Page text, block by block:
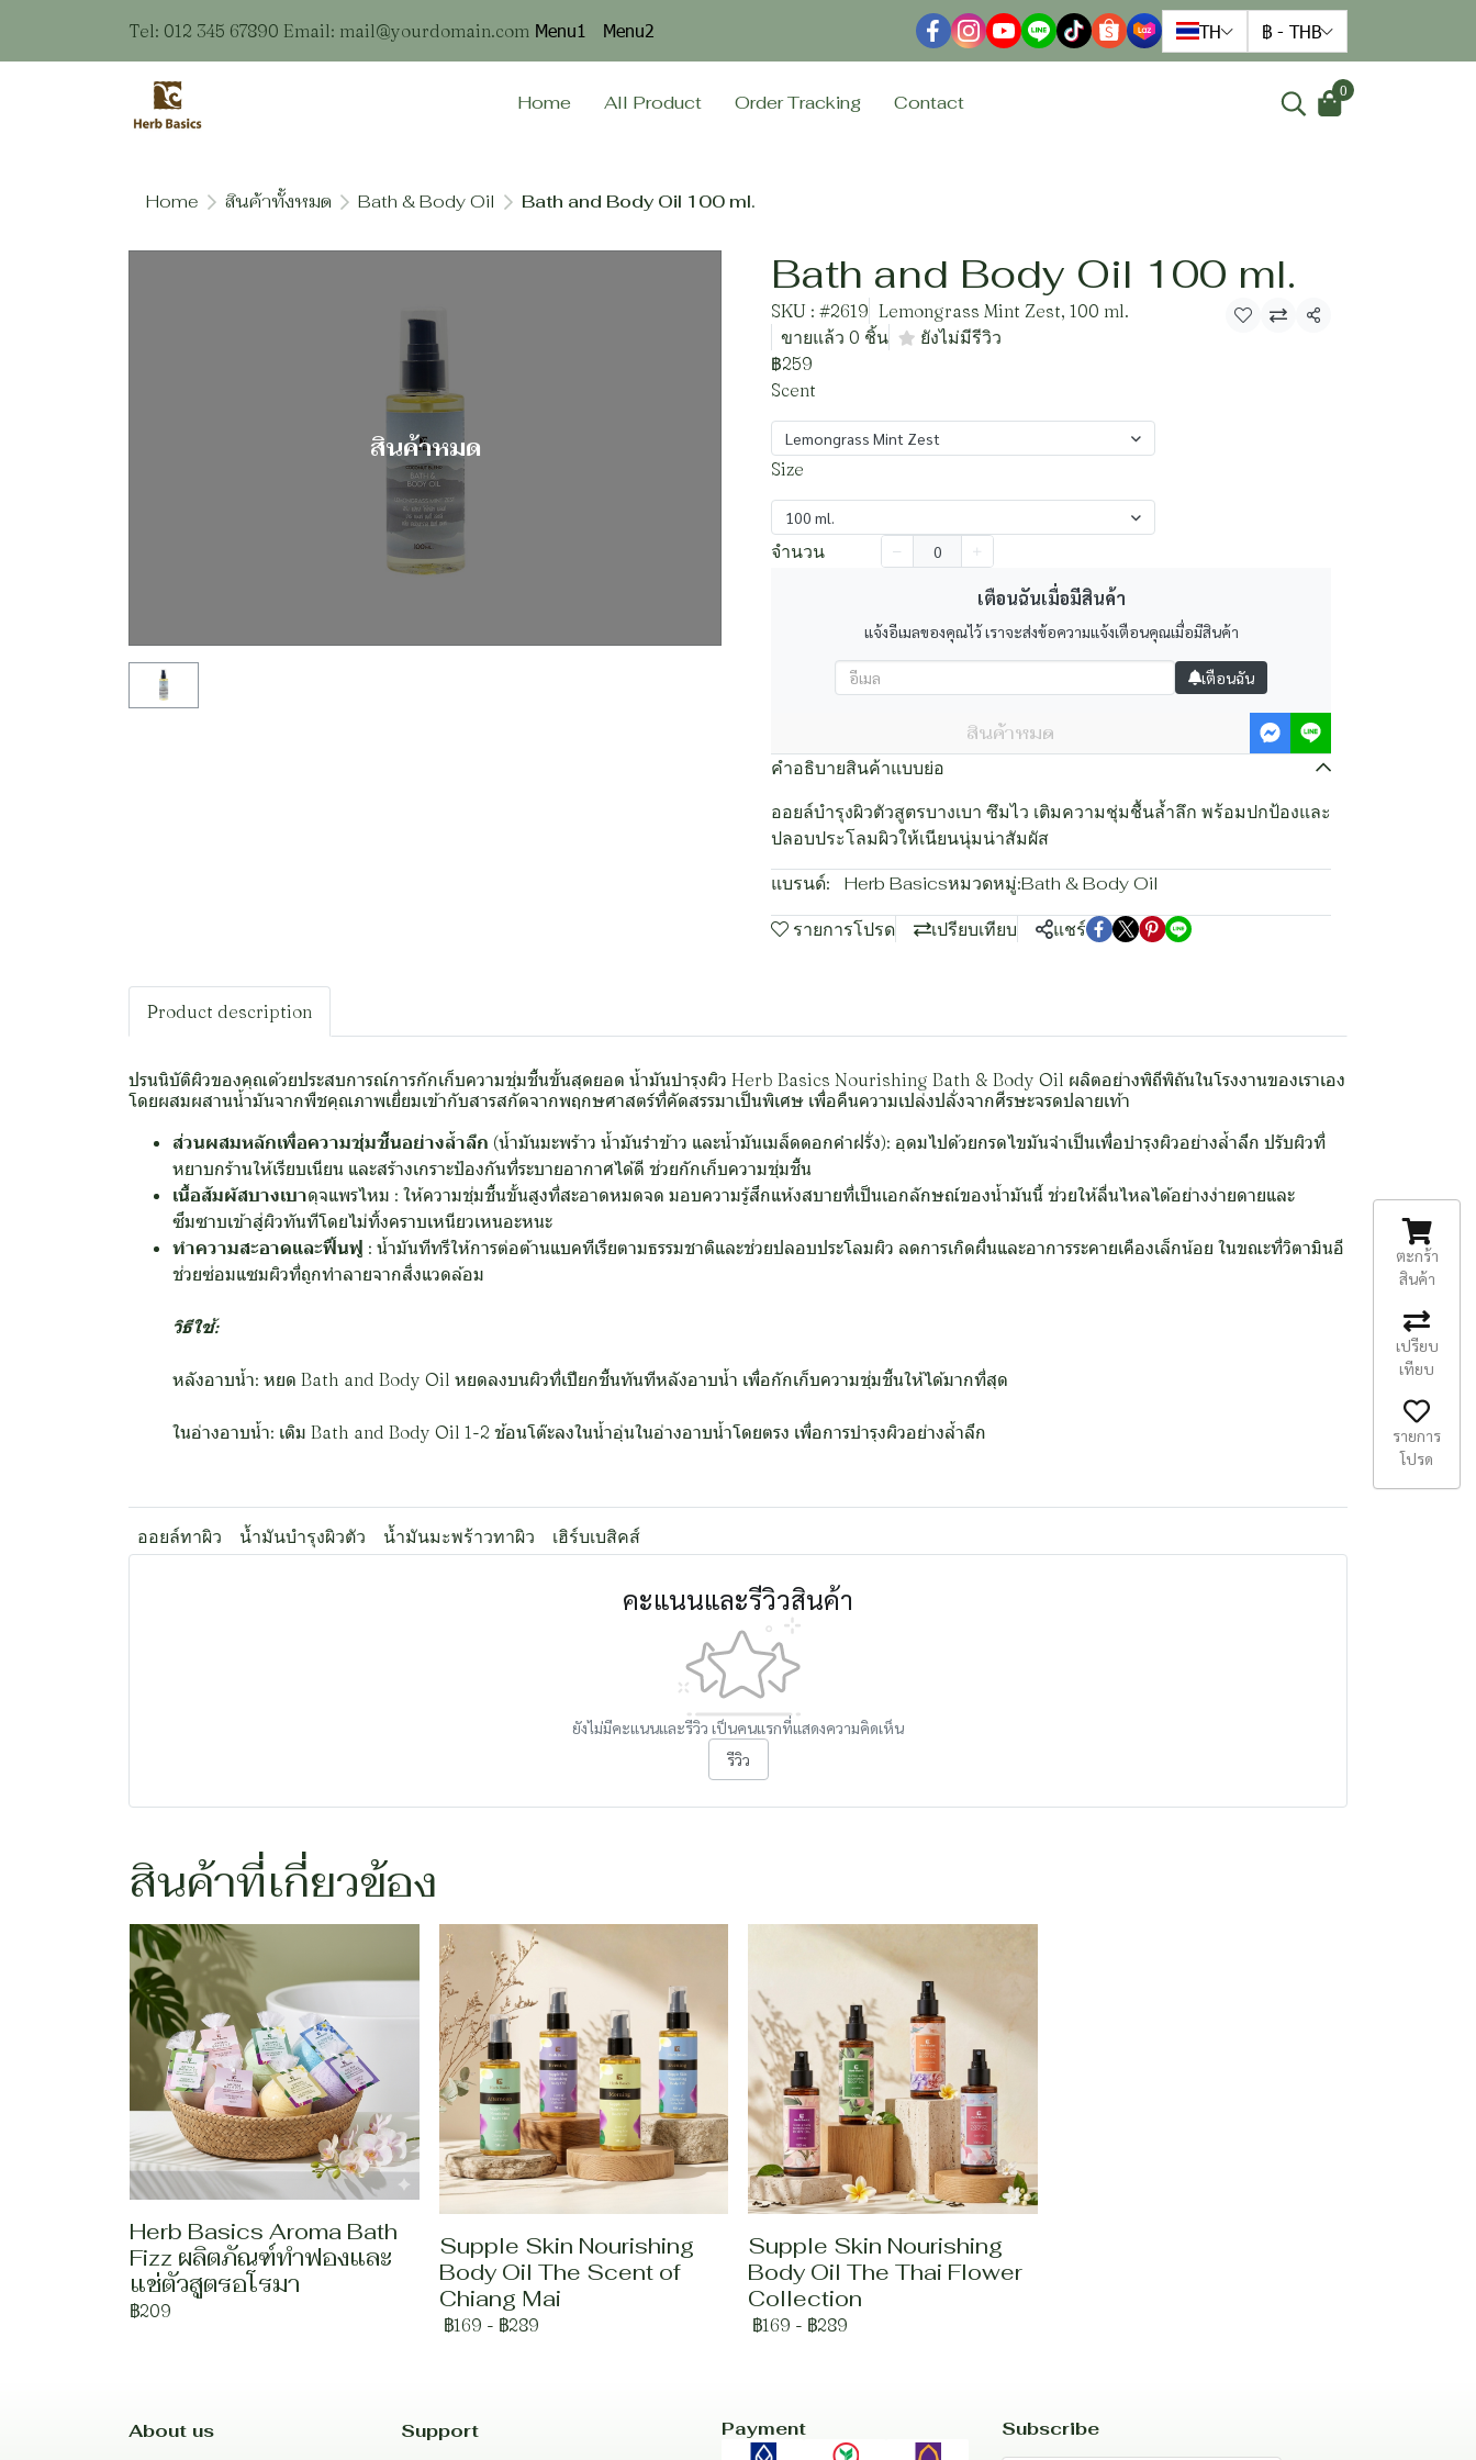
Tel: 012 345 67890 Email: mail@yourdomain.com Menu1 Menu2 TH ฿ - THB
Home All Product Order Tracking Contact
0
Home สินค้าทั้งหมด Bath & Body Oil Bath and Body Oil 100 ml.
สินค้าหมด
Bath and Body Oil 100 ml.
SKU : #2619 Lemongrass Mint Zest, 100 ml.
ขายแล้ว 0 ชิ้น
ยังไม่มีรีวิว
แชร์
฿259
Scent
Lemongrass Mint Zest
Size
100 ml.
จำนวน
เตือนฉันเมื่อมีสินค้า
แจ้งอีเมลของคุณไว้ เราจะส่งข้อความแจ้งเตือนคุณเมื่อมีสินค้า
เตือนฉัน
สินค้าหมด
คำอธิบายสินค้าแบบย่อ
ออยล์บำรุงผิวตัวสูตรบางเบา ซึมไว เติมความชุ่มชื้นล้ำลึก พร้อมปกป้องและ
ปลอบประโลมผิวให้เนียนนุ่มน่าสัมผัส
แบรนด์: Herb Basicsหมวดหมู่:Bath & Body Oil
รายการโปรด เปรียบเทียบ แชร์
Product description
ปรนนิบัติผิวของคุณด้วยประสบการณ์การกักเก็บความชุ่มชื้นขั้นสุดยอด น้ำมันบำรุงผิว Herb Basics Nourishing Bath & Body Oil ผลิตอย่างพิถีพิถันในโรงงานของเราเอง
โดยผสมผสานน้ำมันจากพืชคุณภาพเยี่ยมเข้ากับสารสกัดจากพฤกษศาสตร์ที่คัดสรรมาเป็นพิเศษ เพื่อคืนความเปล่งปลั่งจากศีรษะจรดปลายเท้า
ส่วนผสมหลักเพื่อความชุ่มชื้นอย่างล้ำลึก (น้ำมันมะพร้าว น้ำมันรำข้าว และน้ำมันเมล็ดดอกคำฝรั่ง): อุดมไปด้วยกรดไขมันจำเป็นเพื่อบำรุงผิวอย่างล้ำลึก ปรับผิวที่
หยาบกร้านให้เรียบเนียน และสร้างเกราะป้องกันที่ระบายอากาศได้ดี ช่วยกักเก็บความชุ่มชื้น
เนื้อสัมผัสบางเบาดุจแพรไหม : ให้ความชุ่มชื้นขั้นสูงที่สะอาดหมดจด มอบความรู้สึกแห้งสบายที่เป็นเอกลักษณ์ของน้ำมันนี้ ช่วยให้ลื่นไหลได้อย่างง่ายดายและ
ซึมซาบเข้าสู่ผิวทันทีโดยไม่ทิ้งคราบเหนียวเหนอะหนะ
ทำความสะอาดและฟื้นฟู : น้ำมันทีทรีให้การต่อต้านแบคทีเรียตามธรรมชาติและช่วยปลอบประโลมผิว ลดการเกิดผื่นและอาการระคายเคืองเล็กน้อย ในขณะที่วิตามินอี
ช่วยซ่อมแซมผิวที่ถูกทำลายจากสิ่งแวดล้อม
วิธีใช้:
หลังอาบน้ำ: หยด Bath and Body Oil หยดลงบนผิวที่เปียกชื้นทันทีหลังอาบน้ำ เพื่อกักเก็บความชุ่มชื้นให้ได้มากที่สุด
ในอ่างอาบน้ำ: เติม Bath and Body Oil 1-2 ช้อนโต๊ะลงในน้ำอุ่นในอ่างอาบน้ำโดยตรง เพื่อการบำรุงผิวอย่างล้ำลึก
ออยล์ทาผิว น้ำมันบำรุงผิวตัว น้ำมันมะพร้าวทาผิว เฮิร์บเบสิคส์
คะแนนและรีวิวสินค้า
ยังไม่มีคะแนนและรีวิว เป็นคนแรกที่แสดงความคิดเห็น
รีวิว
สินค้าที่เกี่ยวข้อง
Herb Basics Aroma Bath
Fizz ผลิตภัณฑ์ทำฟองและ
แช่ตัวสูตรอโรมา
฿209
Supple Skin Nourishing
Body Oil The Scent of
Chiang Mai
฿169 - ฿289
Supple Skin Nourishing
Body Oil The Thai Flower
Collection
฿169 - ฿289
About us Support Payment Subscribe
ตะกร้า
สินค้า
เปรียบ
เทียบ
รายการ
โปรด